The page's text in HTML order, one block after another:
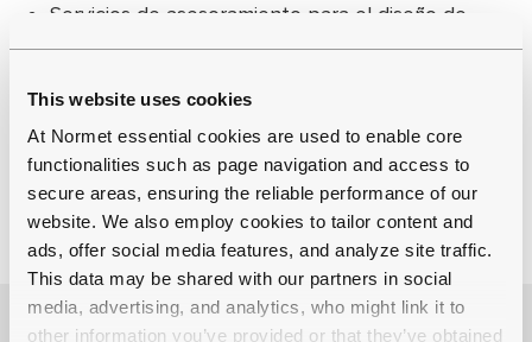
This website uses cookies
At Normet essential cookies are used to enable core
functionalities such as page navigation and access to
secure areas, ensuring the reliable performance of our
website. We also employ cookies to tailor content and
ads, offer social media features, and analyze site traffic.
This data may be shared with our partners in social
media, advertising, and analytics, who might link it to
other information you’ve provided or that they’ve obtained
Servicios de asesoramiento para el diseño de
túneles